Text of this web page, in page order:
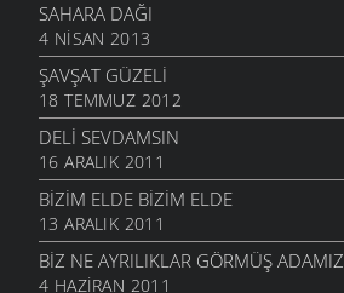
SAHARA DAĞI
4 NISAN 2013
ŞAVŞAT GÜZELI
18 TEMMUZ 2012
DELI SEVDAMSIN
16 ARALIK 2011
BIZIM ELDE BIZIM ELDE
13 ARALIK 2011
BIZ NE AYRILIKLAR GÖRMÜŞ ADAMIZ
4 HAZIRAN 2011